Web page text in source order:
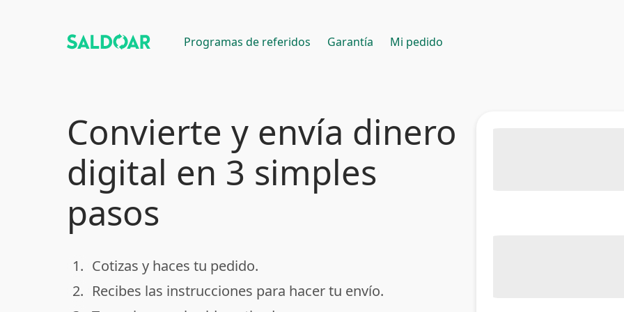
Programas de referidos Garantía Mi pedido
Convierte y envía dinero
digital en 3 simples
pasos
done
1. Cotizas y haces tu pedido.
done
2. Recibes las instrucciones para hacer tu envío.